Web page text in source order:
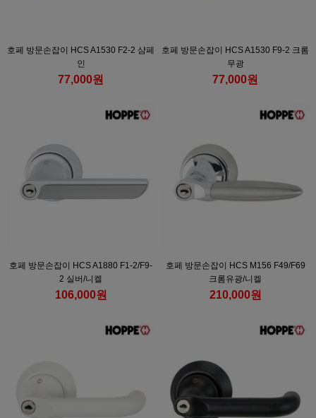
호페 방문손잡이 HCS A1530 F2-2 샴페
인
77,000원
호페 방문손잡이 HCS A1530 F9-2 크롬
무광
77,000원
호페 방문손잡이 HCS A1880 F1-2/F9-
2 실버/니켈
106,000원
호페 방문손잡이 HCS M156 F49/F69
크롬유광/니켈
210,000원